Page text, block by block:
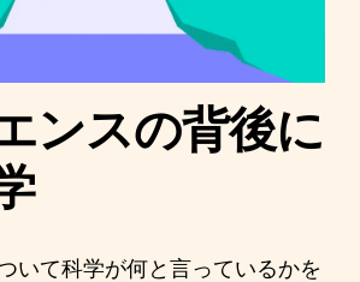
ンスの背後に
いて科学が何と言っているかを